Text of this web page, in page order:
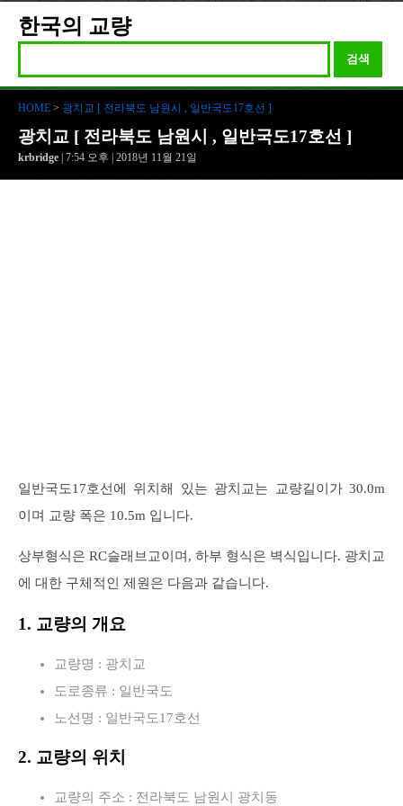
한국의 교량
검색
HOME > 광치교 [ 전라북도 남원시 , 일반국도17호선 ]
광치교 [ 전라북도 남원시 , 일반국도17호선 ]
krbridge | 7:54 오후 | 2018년 11월 21일
일반국도17호선에 위치해 있는 광치교는 교량길이가 30.0m
이며 교량 폭은 10.5m 입니다.
상부형식은 RC슬래브교이며, 하부 형식은 벽식입니다. 광치교
에 대한 구체적인 제원은 다음과 같습니다.
1. 교량의 개요
교량명 : 광치교
도로종류 : 일반국도
노선명 : 일반국도17호선
2. 교량의 위치
교량의 주소 : 전라북도 남원시 광치동